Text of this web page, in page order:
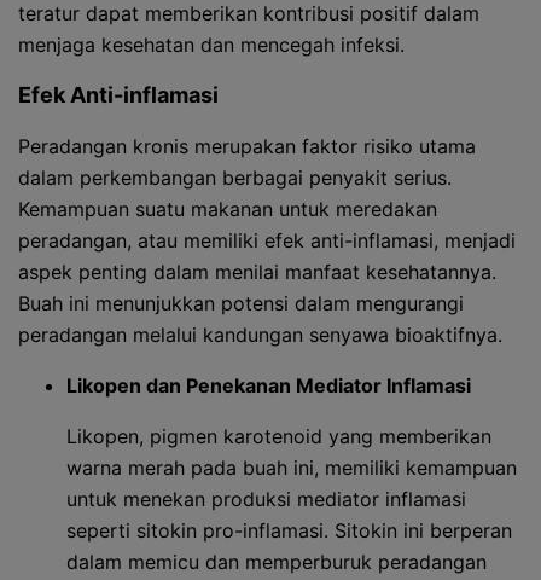
teratur dapat memberikan kontribusi positif dalam
menjaga kesehatan dan mencegah infeksi.
Efek Anti-inflamasi
Peradangan kronis merupakan faktor risiko utama
dalam perkembangan berbagai penyakit serius.
Kemampuan suatu makanan untuk meredakan
peradangan, atau memiliki efek anti-inflamasi, menjadi
aspek penting dalam menilai manfaat kesehatannya.
Buah ini menunjukkan potensi dalam mengurangi
peradangan melalui kandungan senyawa bioaktifnya.
Likopen dan Penekanan Mediator Inflamasi
Likopen, pigmen karotenoid yang memberikan
warna merah pada buah ini, memiliki kemampuan
untuk menekan produksi mediator inflamasi
seperti sitokin pro-inflamasi. Sitokin ini berperan
dalam memicu dan memperburuk peradangan